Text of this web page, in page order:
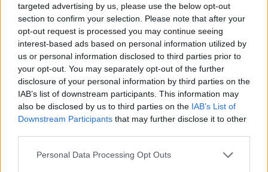
targeted advertising by us, please use the below opt-out
section to confirm your selection. Please note that after your
opt-out request is processed you may continue seeing
interest-based ads based on personal information utilized by
us or personal information disclosed to third parties prior to
your opt-out. You may separately opt-out of the further
disclosure of your personal information by third parties on the
IAB’s list of downstream participants. This information may
also be disclosed by us to third parties on the IAB’s List of
Downstream Participants that may further disclose it to other
Personal Data Processing Opt Outs
Ώρα να επιστρέψει η Δημοτική Αστυνομία στη